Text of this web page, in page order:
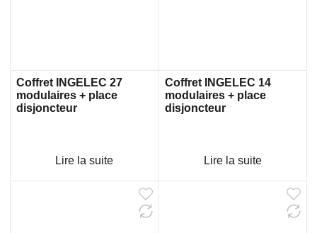
Coffret INGELEC 27
modulaires + place
disjoncteur
Lire la suite
Coffret INGELEC 14
modulaires + place
disjoncteur
Lire la suite